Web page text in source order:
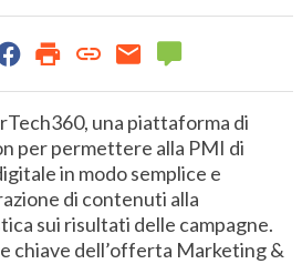
una piattaforma di
per permettere alla PMI di
in modo semplice e
di contenuti alla
sui risultati delle campagne.
chiave dell’offerta Marketing &